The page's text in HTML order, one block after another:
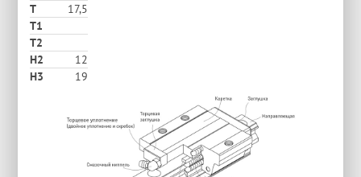
T
17,5
T1
T2
H2
12
Н3
19